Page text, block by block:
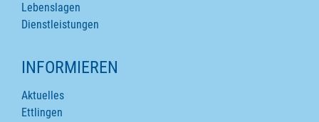
Lebenslagen
Dienstleistungen
INFORMIEREN
Aktuelles
Ettlingen